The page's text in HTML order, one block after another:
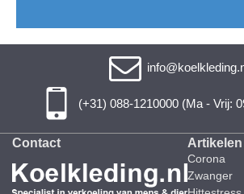
(+31) 088-1210000 (Ma - Vrij:
Contact Artikelen
Corona
Zwanger